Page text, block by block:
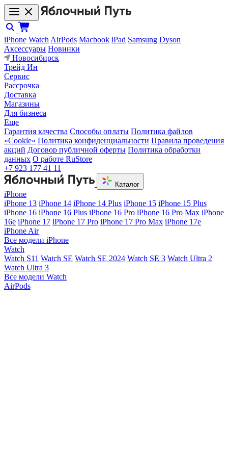
iPhone Watch AirPods Macbook iPad Samsung Dyson
Аксессуары Новинки
Новосибирск
Трейд Ин
Сервис
Рассрочка
Доставка
Магазины
Для бизнеса
Еще
Гарантия качества Способы оплаты Политика файлов
«Cookie» Политика конфиденциальности Правила проведения
акций Договор публичной оферты Политика обработки
данных О работе RuStore
+7 923 177 41 11
Каталог
iPhone
iPhone 13 iPhone 14 iPhone 14 Plus iPhone 15 iPhone 15 Plus
iPhone 16 iPhone 16 Plus iPhone 16 Pro iPhone 16 Pro Max iPhone
16e iPhone 17 iPhone 17 Pro iPhone 17 Pro Max iPhone 17e
iPhone Air
Все модели iPhone
Watch
Watch S11 Watch SE Watch SE 2024 Watch SE 3 Watch Ultra 2
Watch Ultra 3
Все модели Watch
AirPods